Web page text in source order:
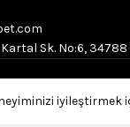
Sk. No:6,
iyileştirmek